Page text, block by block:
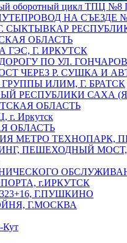
оборотный цикл ТПЦ №8
НА СЪЕЗДЕ
СЫКТЫВКАР
ОБЛАСТЬ
ГЭС, Г. ИРКУТСК
ПО УЛ.
ЧЕРЕЗ Р. СУШКА И
ИЛИМ, Г. БРАТСК
РЕСПУБЛИКИ САХА
ОБЛАСТЬ
г. Иркутск
ОБЛАСТЬ
МЕТРО ТЕХНОПАРК,
ПЕШЕХОДНЫЙ МОСТ,
г.ИРКУТСК
Г.ПУШКИНО
Г.МОСКВА
Кут